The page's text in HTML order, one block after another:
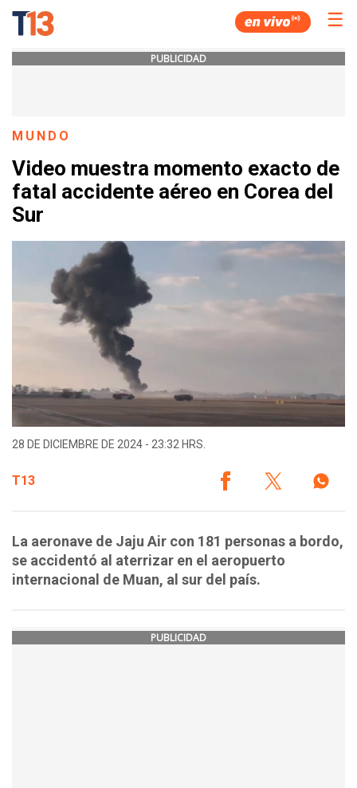
☰
PUBLICIDAD
MUNDO
Video muestra momento exacto de
fatal accidente aéreo en Corea del
Sur
28 DE DICIEMBRE DE 2024 - 23:32 HRS.
T13
La aeronave de Jaju Air con 181 personas a bordo,
se accidentó al aterrizar en el aeropuerto
internacional de Muan, al sur del país.
PUBLICIDAD